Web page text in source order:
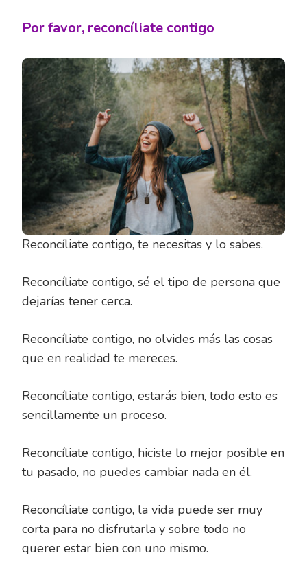
Por favor, reconcíliate contigo
Reconcíliate contigo, te necesitas y lo sabes.
Reconcíliate contigo, sé el tipo de persona que
dejarías tener cerca.
Reconcíliate contigo, no olvides más las cosas
que en realidad te mereces.
Reconcíliate contigo, estarás bien, todo esto es
sencillamente un proceso.
Reconcíliate contigo, hiciste lo mejor posible en
tu pasado, no puedes cambiar nada en él.
Reconcíliate contigo, la vida puede ser muy
corta para no disfrutarla y sobre todo no
querer estar bien con uno mismo.